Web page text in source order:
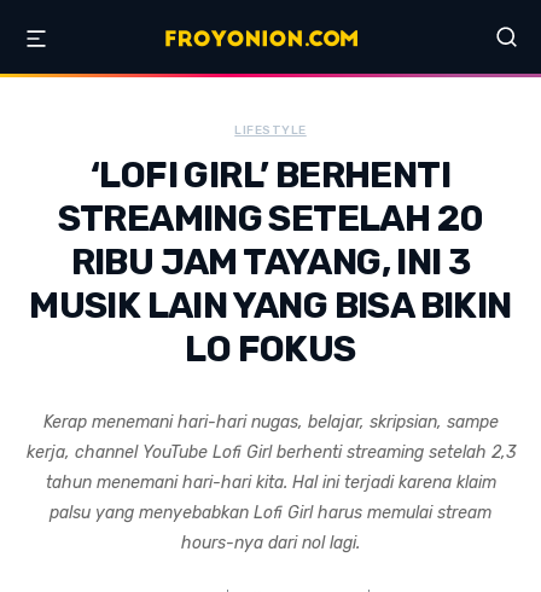
LIFESTYLE
‘LOFI GIRL’ BERHENTI
STREAMING SETELAH 20
RIBU JAM TAYANG, INI 3
MUSIK LAIN YANG BISA BIKIN
LO FOKUS
Kerap menemani hari-hari nugas, belajar, skripsian, sampe
kerja, channel YouTube Lofi Girl berhenti streaming setelah 2,3
tahun menemani hari-hari kita. Hal ini terjadi karena klaim
palsu yang menyebabkan Lofi Girl harus memulai stream
hours-nya dari nol lagi.